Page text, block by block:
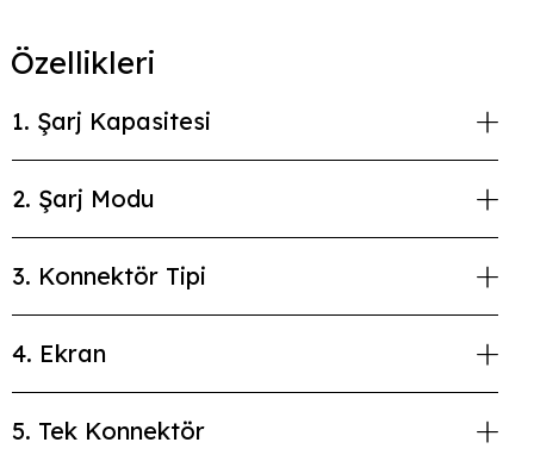
Özellikleri
1. Şarj Kapasitesi
2. Şarj Modu
3. Konnektör Tipi
4. Ekran
5. Tek Konnektör